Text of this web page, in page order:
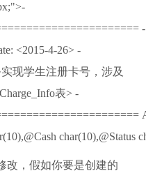
>-
-
<2015-4-26> -
现学生注册卡号，涉及
表> -
(10),@Cash char(10),@Status
改，假如你要是创建的